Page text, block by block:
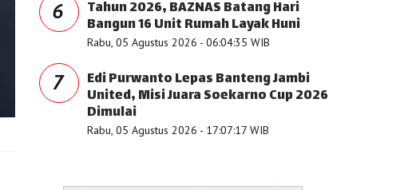
6 Tahun 2026, BAZNAS Batang Hari
Bangun 16 Unit Rumah Layak Huni
Rabu, 05 Agustus 2026 - 06:04:35 WIB
7 Edi Purwanto Lepas Banteng Jambi
United, Misi Juara Soekarno Cup 2026
Dimulai
Rabu, 05 Agustus 2026 - 17:07:17 WIB